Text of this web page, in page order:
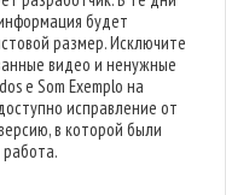
будет
размер. Исключите
видео и ненужные
e Som Exemplo на
исправление от
в которой были